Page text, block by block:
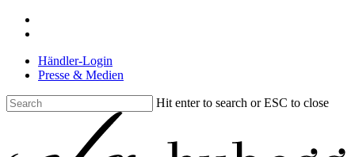
Skip
contentHändler-Login
Presse & Medien
Hit enter to search or ESC to close